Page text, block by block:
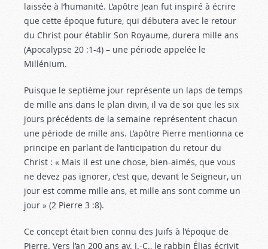
laissée à l’humanité. L’apôtre Jean fut inspiré à écrire
que cette époque future, qui débutera avec le retour
du Christ pour établir Son Royaume, durera mille ans
(Apocalypse 20 :1-4) – une période appelée le
Millénium.
Puisque le septième jour représente un laps de temps
de mille ans dans le plan divin, il va de soi que les six
jours précédents de la semaine représentent chacun
une période de mille ans. L’apôtre Pierre mentionna ce
principe en parlant de l’anticipation du retour du
Christ : « Mais il est une chose, bien-aimés, que vous
ne devez pas ignorer, c’est que, devant le Seigneur, un
jour est comme mille ans, et mille ans sont comme un
jour » (2 Pierre 3 :8).
Ce concept était bien connu des Juifs à l’époque de
Pierre. Vers l’an 200 ans av. J.-C., le rabbin Élias écrivit